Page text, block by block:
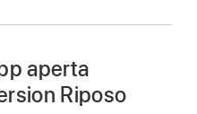
aperta
Riposo